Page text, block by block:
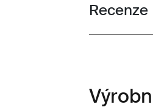
Toggle overview
Recenze